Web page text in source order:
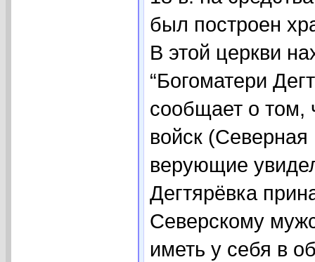
был построен
В этой церкви
“Богоматери
сообщает о том,
войск (Северная
верующие
Дегтярёвка
Северскому
иметь у себя в